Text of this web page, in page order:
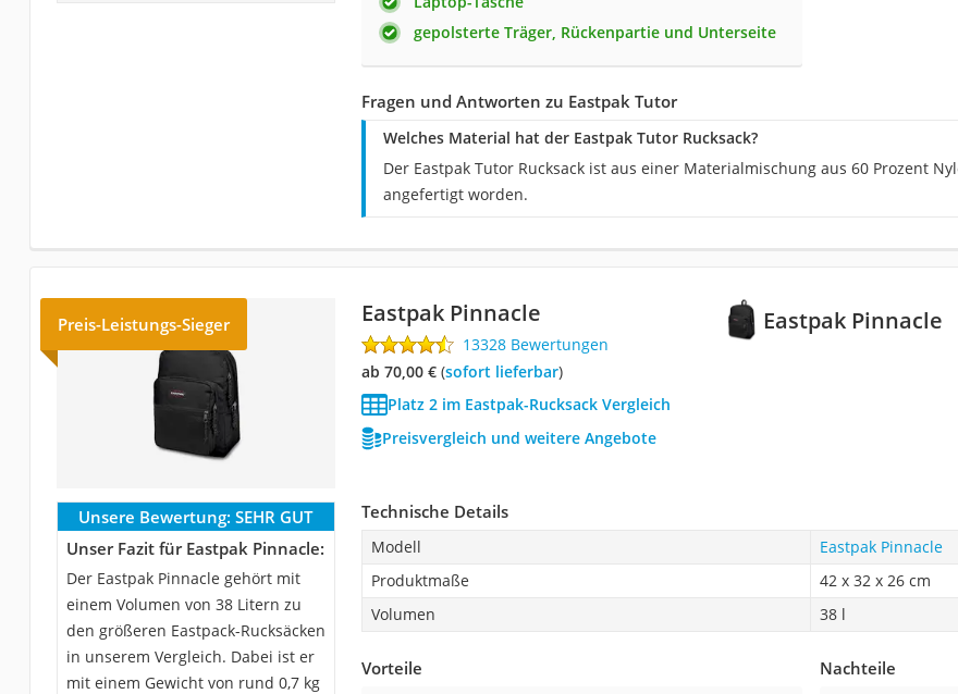
gepolsterte Träger, Rückenpartie und Unterseite
Fragen und Antworten zu Eastpak Tutor
Welches Material hat der Eastpak Tutor Rucksack?
Der Eastpak Tutor Rucksack ist aus einer Materialmischung aus 60 Prozent
angefertigt worden.
Eastpak Pinnacle
Preis-Leistungs-Sieger Eastpak Pinnacle
13328 Bewertungen
ab 70,00 €( Sofort lieferbar)
Platz 2 im Eastpak-Rucksack Vergleich
Preisvergleich und weitere Angebote
Unsere Bewertung: SEHR GUT
Unser Fazit für Eastpak Pinnacle:
Der Eastpak Pinnacle gehört mit
einem Volumen von 38 Litern zu
den größeren Eastpack-Rucksäcken
in unserem Vergleich. Dabei ist er
mit einem Gewicht von rund 0,7 kg
Technische Details
Modell
Eastpak Pinnacle
Produktmaße
42 x 32 x 26 cm
Volumen
38 l
Vorteile Nachteile